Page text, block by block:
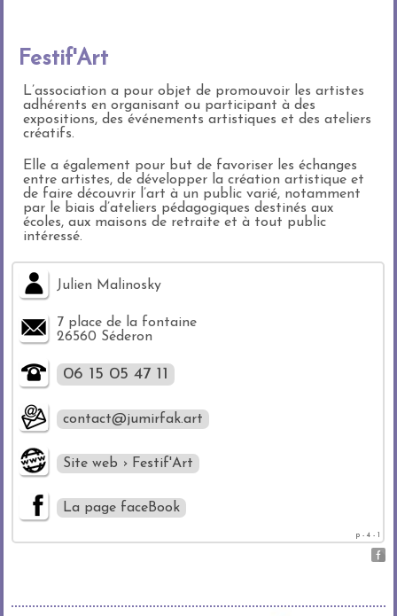
Festif'Art
L’association a pour objet de promouvoir les artistes
adhérents en organisant ou participant à des
expositions, des événements artistiques et des ateliers
créatifs.
Elle a également pour but de favoriser les échanges
entre artistes, de développer la création artistique et
de faire découvrir l’art à un public varié, notamment
par le biais d’ateliers pédagogiques destinés aux
écoles, aux maisons de retraite et à tout public
intéressé.
Julien Malinosky
7 place de la fontaine
26560 Séderon
06 15 05 47 11
contact@jumirfak.art
Site web › Festif'Art
La page faceBook
p - 4 - 1